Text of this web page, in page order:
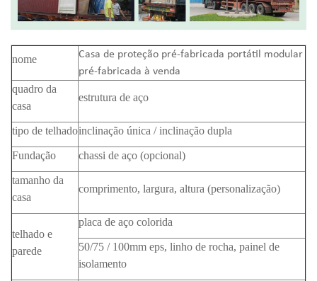
nome
Casa de proteção pré-fabricada portátil modular
pré-fabricada à venda
quadro da
casa
estrutura de aço
tipo de telhadoinclinação única / inclinação dupla
Fundação chassi de aço (opcional)
tamanho da
casa
comprimento, largura, altura (personalização)
telhado e
parede
placa de aço colorida
50/75 / 100mm eps, linho de rocha, painel de
isolamento